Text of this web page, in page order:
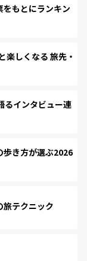
もとにランキン
しくなる 旅先・
るインタビュー連
歩き方が選ぶ2026
旅テクニック